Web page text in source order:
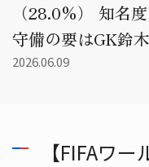
（28.0%） 知名
守備の要はGK鈴
2026.06.09
【FIFAワ